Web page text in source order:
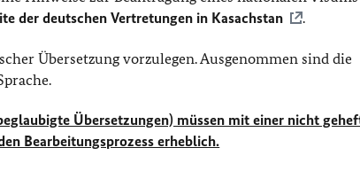
der deutschen Vertretungen in Kasachstan .
Übersetzung vorzulegen. Ausgenommen sind die
Übersetzungen) müssen mit einer nicht
Bearbeitungsprozess erheblich.